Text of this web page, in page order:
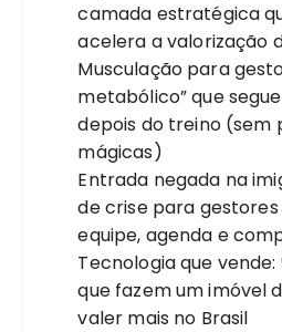
camada estratégica
acelera a valorização
Musculação para
metabólico” que
depois do treino (sem
mágicas)
Entrada negada na
de crise para
equipe, agenda e
Tecnologia que
que fazem um imóvel
valer mais no Brasil